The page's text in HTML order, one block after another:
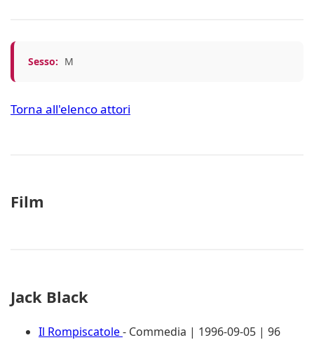
Sesso: M
Torna all'elenco attori
Film
Jack Black
Il Rompiscatole- Commedia | 1996-09-05 | 96